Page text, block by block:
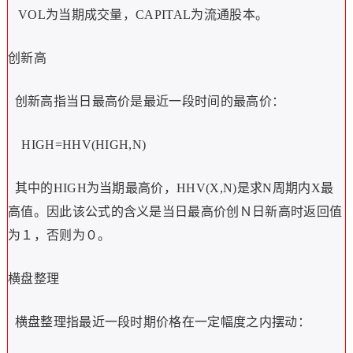
VOL为当期成交量，CAPITAL为流通股本。
创新高
创新高指当日最高价是最近一段时间的最高价：
HIGH=HHV(HIGH,N)
其中的HIGH为当期最高价，HHV(X,N)是求N周期内X最
高值。因此该公式的含义是当日最高价创Ｎ日新高时返回值
为１，否则为０。
横盘整理
横盘整理指最近一段时期价格在一定幅度之内摆动：